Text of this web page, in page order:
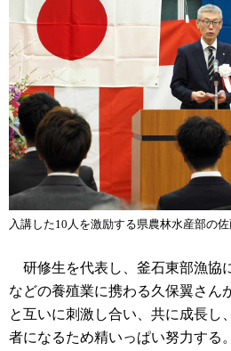
入講した10人を激励する県農林水産部の
研修生を代表し、釜石東部漁協
などの養殖業に携わる久保翼さん
と互いに刺激し合い、共に成長し
者になるため精いっぱい努力する